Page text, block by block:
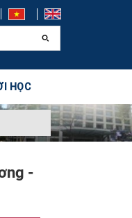
HỌC
-